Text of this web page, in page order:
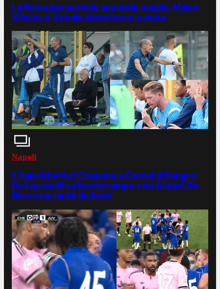
La Roma presenta la seconda maglia: Malen,
Wesley e Dybala si mettono in posa
Napoli
Il Napoli batte l'Osasuna a Castel di Sangro:
De Laurentiis a bordocampo con Allegri, De
Bruyne guarda da fuori